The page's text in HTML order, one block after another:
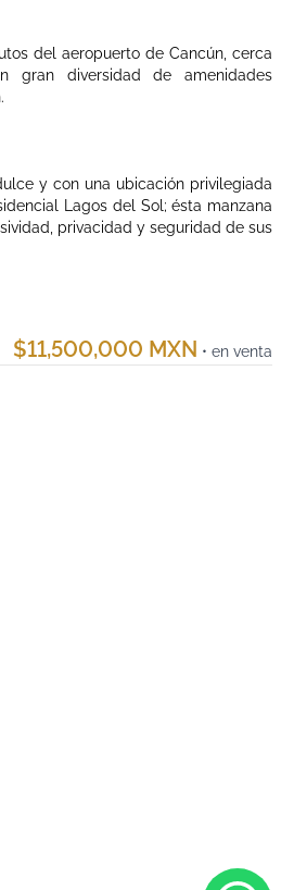
del aeropuerto de Cancún, cerca
gran diversidad de amenidades
y con una ubicación privilegiada
Lagos del Sol; ésta manzana
privacidad y seguridad de sus
$11,500,000 MXN • en venta